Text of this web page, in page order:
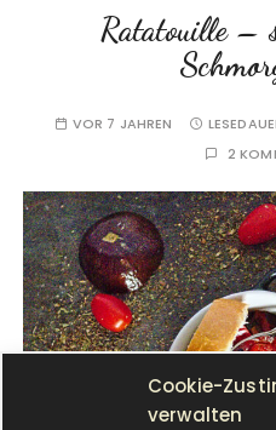
Cookie-
verwalten
Ratatouille –
VOR 7 JAHREN
2